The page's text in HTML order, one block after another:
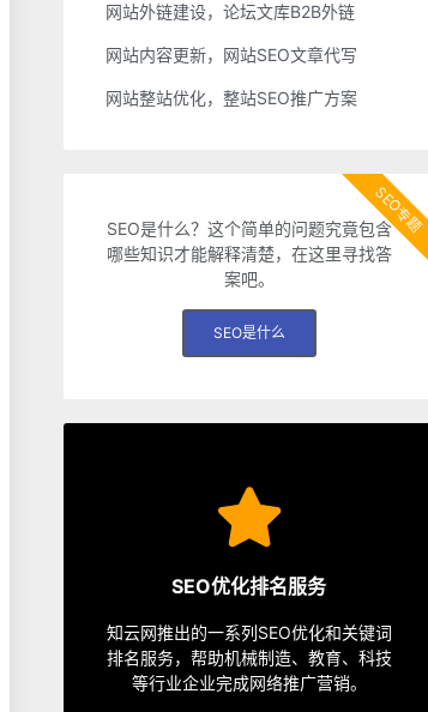
网站外链建设，论坛文库B2B外链
网站内容更新，网站SEO文章代写
网站整站优化，整站SEO推广方案
SEO是什么？这个简单的问题究竟包含
哪些知识才能解释清楚，在这里寻找答
案吧。
SEO是什么
SEO专题
SEO优化排名服务
知云网推出的一系列SEO优化和关键词
排名服务，帮助机械制造、教育、科技
等行业企业完成网络推广营销。
SEO服务中心
指定关键词优化、整站优化、SEO套
从容应对各种优化需求。
SEO服务